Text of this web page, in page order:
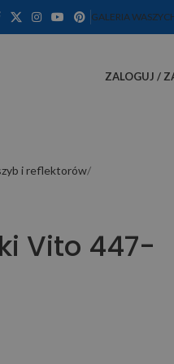
GALERIA
ZALOGUJ /
i reflektorów
Vito 447-